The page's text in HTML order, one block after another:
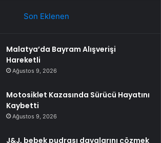
Son Eklenen
Malatya’da Bayram Alışverişi
Hareketli
Ağustos 9, 2026
Motosiklet Kazasında Sürücü Hayatını
Kaybetti
Ağustos 9, 2026
J&J, bebek pudrası davalarını çözmek